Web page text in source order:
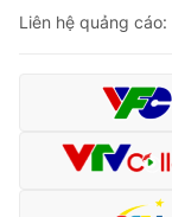
Liên hệ quảng cáo: